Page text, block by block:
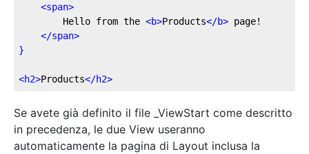
<span>
        Hello from the
<b>Products</b> page!
</span>
}
<h2>Products</h2>
Se avete già definito il file _ViewStart come descritto
in precedenza, le due View useranno
automaticamente la pagina di Layout inclusa la